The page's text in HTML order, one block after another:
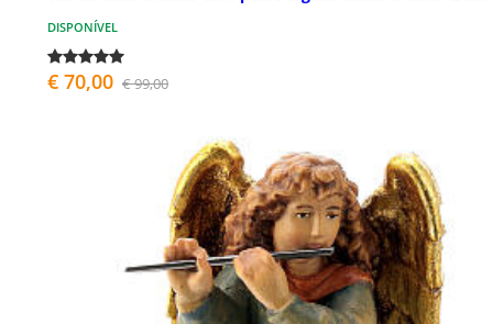
DISPONÍVEL
€ 70,00 € 99,00